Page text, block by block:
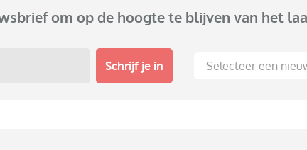
om op de hoogte te blijven van het
Schrijf je in Selecteer een